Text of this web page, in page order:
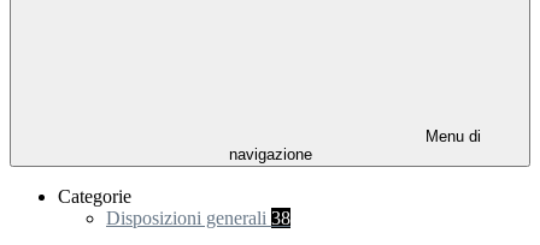
Menu di
navigazione
Categorie
Disposizioni generali 38